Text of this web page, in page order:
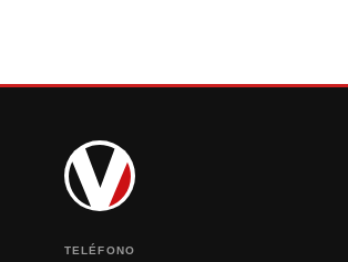
TELÉFONO